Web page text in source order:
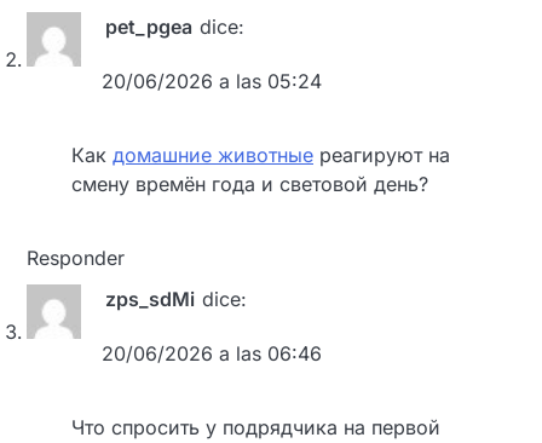
pet_pgea dice:
20/06/2026 a las 05:24
Как домашние животные реагируют на
смену времён года и световой день?
Responder
zps_sdMi dice:
20/06/2026 a las 06:46
Что спросить у подрядчика на первой